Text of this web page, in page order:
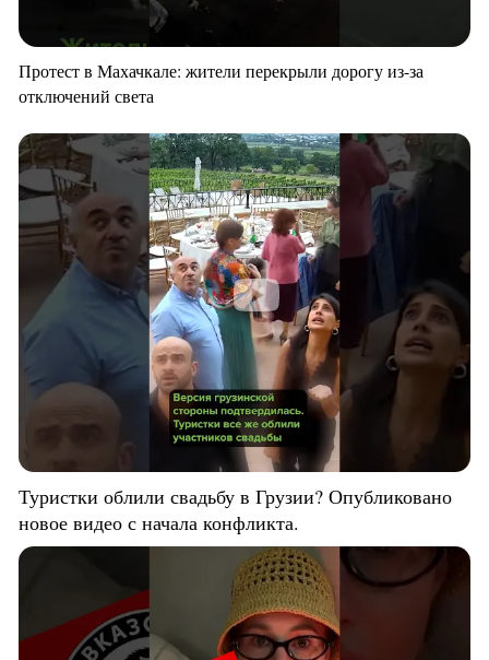
Протест в Махачкале: жители перекрыли дорогу из-за
отключений света
Туристки облили свадьбу в Грузии? Опубликовано
новое видео с начала конфликта.